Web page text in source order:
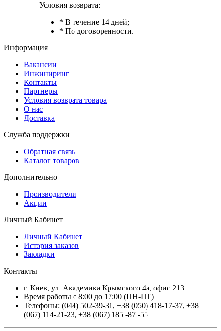
Условия возврата:
* В течение 14 дней;
* По договоренности.
Информация
Вакансии
Инжиниринг
Контакты
Партнеры
Условия возврата товара
О нас
Доставка
Служба поддержки
Обратная связь
Каталог товаров
Дополнительно
Производители
Акции
Личный Кабинет
Личный Кабинет
История заказов
Закладки
Контакты
г. Киев, ул. Академика Крымского 4а, офис 213
Время работы с 8:00 до 17:00 (ПН-ПТ)
Телефоны: (044) 502-39-31 , +38 (050) 418-17-37, +38
(067) 114-21-23, +38 (067) 185 -87 -55